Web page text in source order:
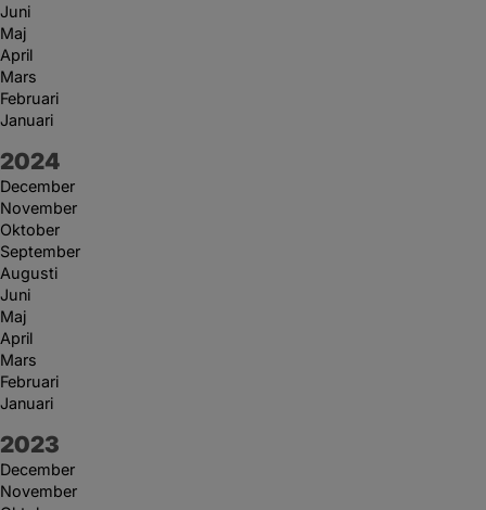
Juni
Maj
April
Mars
Februari
Januari
År:
2024
December
November
Oktober
September
Augusti
Juni
Maj
April
Mars
Februari
Januari
År:
2023
December
November